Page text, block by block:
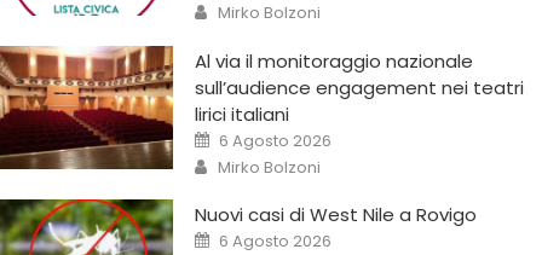
Mirko Bolzoni
Al via il monitoraggio nazionale
sull’audience engagement nei teatri
lirici italiani
6 Agosto 2026
Mirko Bolzoni
Nuovi casi di West Nile a Rovigo
6 Agosto 2026